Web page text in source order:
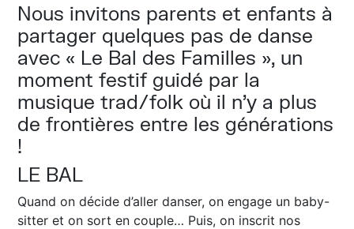
Nous invitons parents et enfants à
partager quelques pas de danse
avec « Le Bal des Familles », un
moment festif guidé par la
musique trad/folk où il n’y a plus
de frontières entre les générations
!
LE BAL
Quand on décide d’aller danser, on engage un baby-
sitter et on sort en couple… Puis, on inscrit nos